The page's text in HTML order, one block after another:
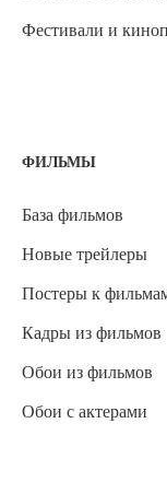
Фестивали и
ФИЛЬМЫ
База фильмов
Новые трейлеры
Постеры к
Кадры из фильмов
Обои из фильмов
Обои с актерами